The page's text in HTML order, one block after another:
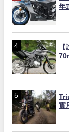
年
實